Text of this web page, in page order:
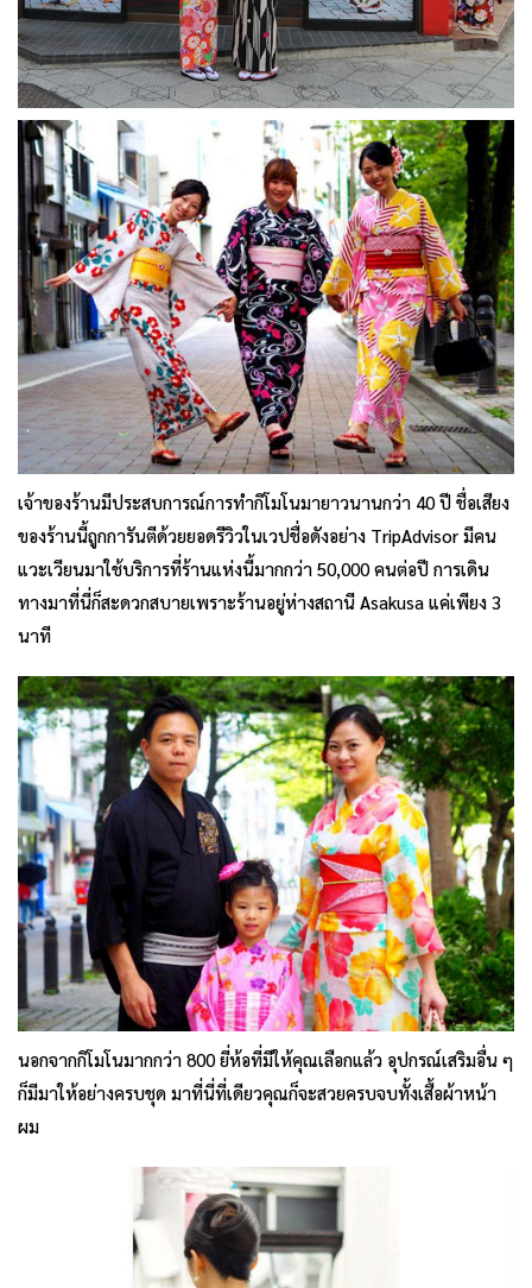
เจ้าของร้านมีประสบการณ์การทำกิโมโนมายาวนานกว่า 40 ปี ชื่อเสียง
ของร้านนี้ถูกการันตีด้วยยอดรีวิวในเวปชื่อดังอย่าง TripAdvisor มีคน
แวะเวียนมาใช้บริการที่ร้านแห่งนี้มากกว่า 50,000 คนต่อปี การเดิน
ทางมาที่นี่ก็สะดวกสบายเพราะร้านอยู่ห่างสถานี Asakusa แค่เพียง 3
นาที
นอกจากกิโมโนมากกว่า 800 ยี่ห้อที่มีให้คุณเลือกแล้ว อุปกรณ์เสริมอื่น ๆ
ก็มีมาให้อย่างครบชุด มาที่นี่ที่เดียวคุณก็จะสวยครบจบทั้งเสื้อผ้าหน้า
ผม